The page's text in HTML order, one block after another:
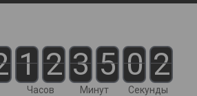
1 2
Часов
3 5
Минут
0 2
Секунды